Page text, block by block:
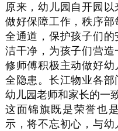
原来，幼儿园自开园
做好保障工作，秩序
全通道，保护孩子们
洁干净，为孩子们营
修师傅积极主动做好
全隐患。长江物业各部
幼儿园老师和家长的一
这面锦旗既是荣誉也
示，将不忘初心，与